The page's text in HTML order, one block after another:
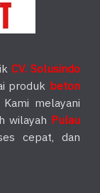
CV. Solusindo
produk beton
melayani
wilayah Pulau
cepat, dan